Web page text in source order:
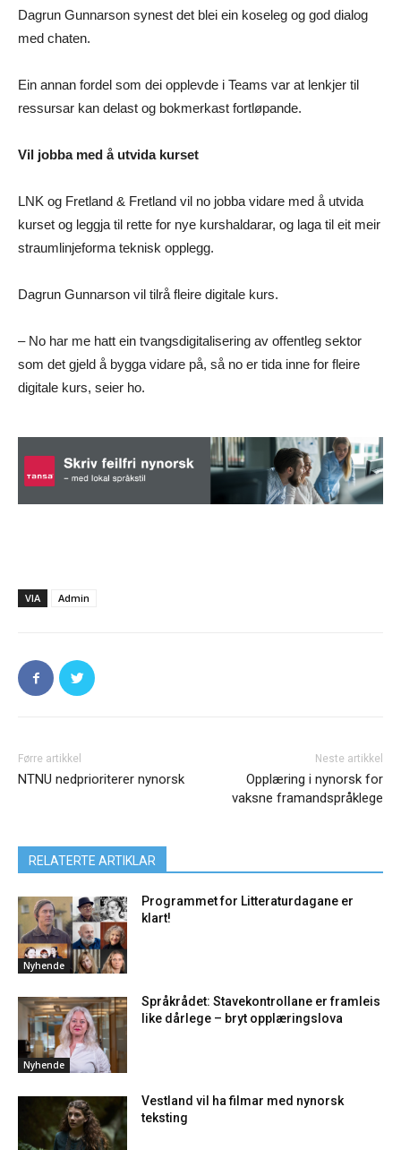
Dagrun Gunnarson synest det blei ein koseleg og god dialog
med chaten.
Ein annan fordel som dei opplevde i Teams var at lenkjer til
ressursar kan delast og bokmerkast fortløpande.
Vil jobba med å utvida kurset
LNK og Fretland & Fretland vil no jobba vidare med å utvida
kurset og leggja til rette for nye kurshaldarar, og laga til eit meir
straumlinjeforma teknisk opplegg.
Dagrun Gunnarson vil tilrå fleire digitale kurs.
– No har me hatt ein tvangsdigitalisering av offentleg sektor
som det gjeld å bygga vidare på, så no er tida inne for fleire
digitale kurs, seier ho.
VIA Admin
Førre artikkel
NTNU nedprioriterer nynorsk
Neste artikkel
Opplæring i nynorsk for
vaksne framandspråklege
RELATERTE ARTIKLAR
Nyhende
Programmet for Litteraturdagane er
klart!
Nyhende
Språkrådet: Stavekontrollane er framleis
like dårlege – bryt opplæringslova
Vestland vil ha filmar med nynorsk
teksting